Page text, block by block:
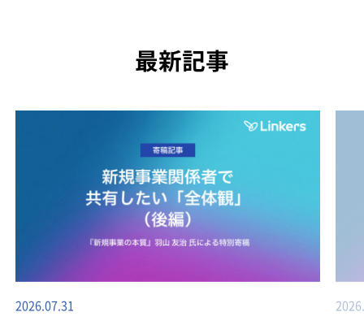
最新記事
2026.07.31